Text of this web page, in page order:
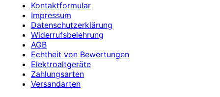
Kontaktformular
Impressum
Datenschutzerklärung
Widerrufsbelehrung
AGB
Echtheit von Bewertungen
Elektroaltgeräte
Zahlungsarten
Versandarten